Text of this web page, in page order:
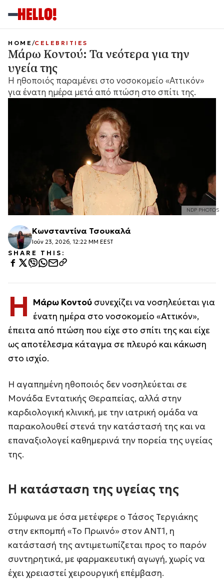
NDP PHOTOS
HOME CELEBRITIES
Μάρω Κοντού: Τα νεότερα για την
υγεία της
Η ηθοποιός παραμένει στο νοσοκομείο «Αττικόν»
για ένατη ημέρα μετά από πτώση στο σπίτι της.
Κωνσταντίνα Τσουκαλά
Ιούν 23, 2026, 12:22 ΜΜ EEST
SHARE THIS:
Η Μάρω Κοντού συνεχίζει να νοσηλεύεται για
ένατη ημέρα στο νοσοκομείο «Αττικόν»,
έπειτα από πτώση που είχε στο σπίτι της και είχε
ως αποτέλεσμα κάταγμα σε πλευρό και κάκωση
στο ισχίο.
Η αγαπημένη ηθοποιός δεν νοσηλεύεται σε
Μονάδα Εντατικής Θεραπείας, αλλά στην
καρδιολογική κλινική, με την ιατρική ομάδα να
παρακολουθεί στενά την κατάστασή της και να
επαναξιολογεί καθημερινά την πορεία της υγείας
της.
Η κατάσταση της υγείας της
Σύμφωνα με όσα μετέφερε ο Τάσος Τεργιάκης
στην εκπομπή «Το Πρωινό» στον ΑΝΤ1, η
κατάστασή της αντιμετωπίζεται προς το παρόν
συντηρητικά, με φαρμακευτική αγωγή, χωρίς να
έχει χρειαστεί χειρουργική επέμβαση.